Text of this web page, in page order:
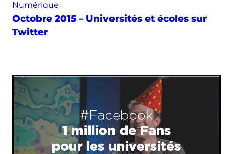
Numérique
Octobre 2015 – Universités et écoles sur
Twitter